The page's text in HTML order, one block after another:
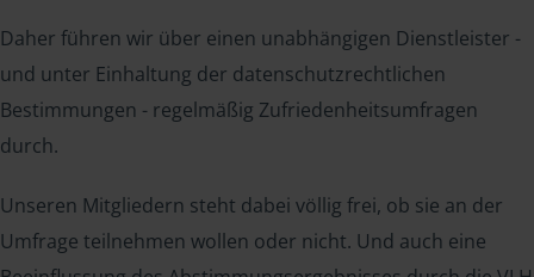
Daher führen wir über einen unabhängigen Dienstleister -
und unter Einhaltung der datenschutzrechtlichen
Bestimmungen - regelmäßig Zufriedenheitsumfragen
durch.
Unseren Mitgliedern steht dabei völlig frei, ob sie an der
Umfrage teilnehmen wollen oder nicht. Und auch eine